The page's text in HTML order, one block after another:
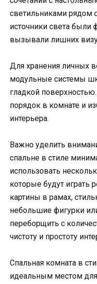
светильниками рядом
источники света были
вызывали лишних
Для хранения личных
модульные системы
гладкой
порядок в комнате и
интерьера.
Важно уделить
спальне в стиле
использовать
которые будут играть
картины в рамах,
небольшие фигурки
переборщить с
чистоту и простоту
Спальная комната в
идеальным местом для